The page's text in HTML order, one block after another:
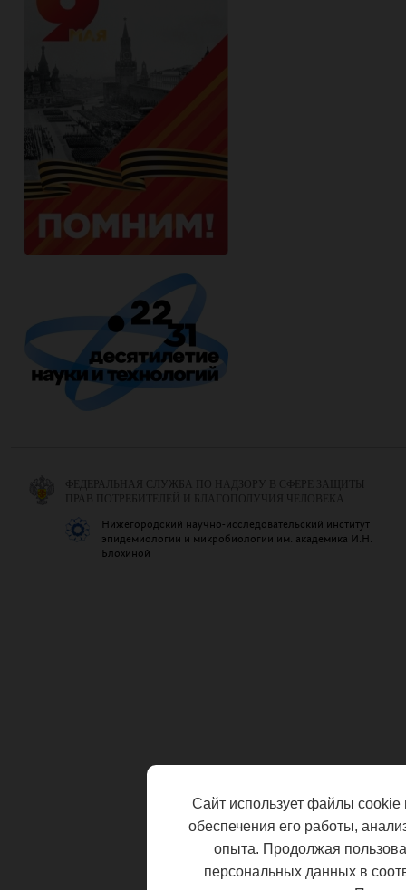
ФЕДЕРАЛЬНАЯ СЛУЖБА ПО НАДЗОРУ В СФЕРЕ ЗАЩИТЫ
ПРАВ ПОТРЕБИТЕЛЕЙ И БЛАГОПОЛУЧИЯ ЧЕЛОВЕКА
Нижегородский научно-исследовательский институт
эпидемиологии и микробиологии им. академика И.Н.
Блохиной
Сайт использует файлы cookie
обеспечения его работы,
опыта. Продолжая
персональных данных в